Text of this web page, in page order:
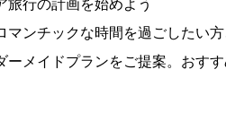
旅行の計画を始めよう
マンチックな時間を過ごしたい
ーメイドプランをご提案。おす